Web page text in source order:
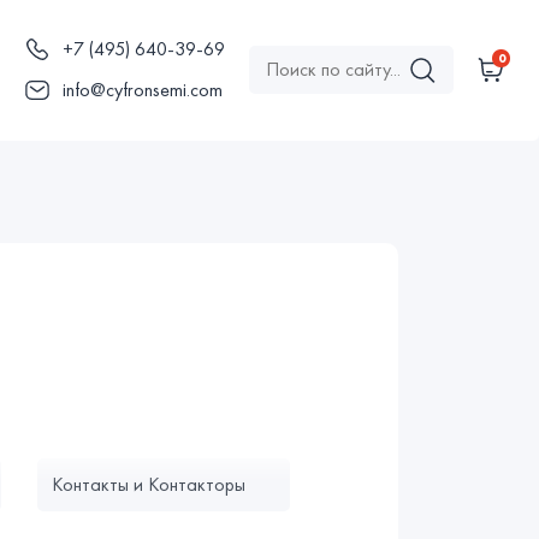
+7 (495) 640-39-69
info@cyfronsemi.com
0
Контакты и Контакторы